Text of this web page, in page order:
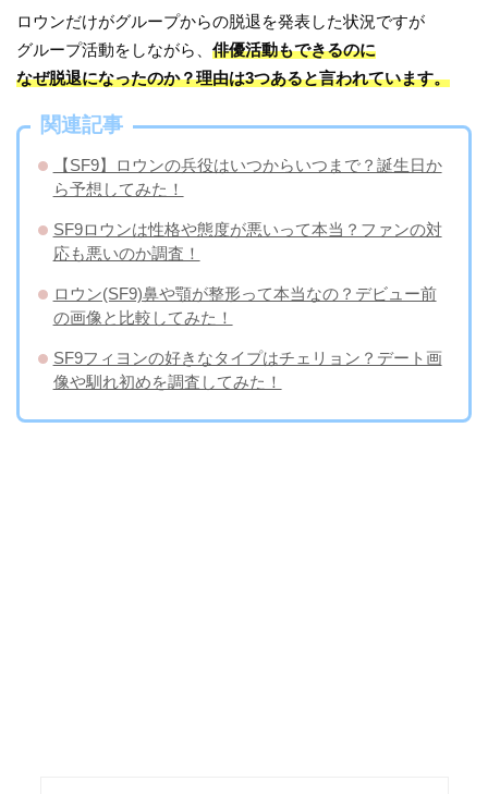
ロウンだけがグループからの脱退を発表した状況ですが
グループ活動をしながら、俳優活動もできるのに
なぜ脱退になったのか？理由は3つあると言われています。
関連記事
【SF9】ロウンの兵役はいつからいつまで？誕生日か
ら予想してみた！
SF9ロウンは性格や態度が悪いって本当？ファンの対
応も悪いのか調査！
ロウン(SF9)鼻や顎が整形って本当なの？デビュー前
の画像と比較してみた！
SF9フィヨンの好きなタイプはチェリョン？デート画
像や馴れ初めを調査してみた！